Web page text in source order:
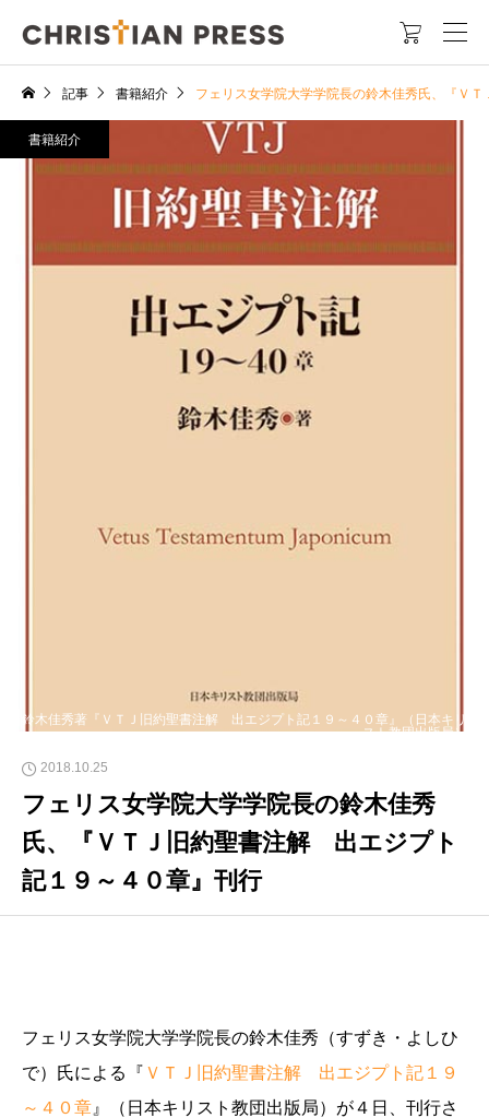

記事 書籍紹介 フェリス女学院大学学院長の鈴木佳秀氏、『Ｖ
鈴木佳秀著『ＶＴＪ旧約聖書注解 出エジプト記１９～４０章』（日本キリ
スト教団出版局）
書籍紹介
2018.10.25
フェリス女学院大学学院長の鈴木佳秀
氏、『ＶＴＪ旧約聖書注解 出エジプト
記１９～４０章』刊行
フェリス女学院大学学院長の鈴木佳秀（すずき・よしひ
で）氏による『 ＶＴＪ旧約聖書注解 出エジプト記１９
～４０章 』（日本キリスト教団出版局）が４日、刊行さ